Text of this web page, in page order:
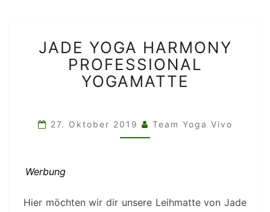
YOGA
HARMONY
PROFESSIONAL
YOGAMATTE
JADE YOGA HARMONY
PROFESSIONAL
YOGAMATTE
27. Oktober 2019 Team Yoga Vivo
Werbung
Hier möchten wir dir unsere Leihmatte von Jade